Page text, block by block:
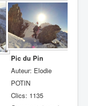
Pic du Pin
Auteur: Elodie
POTIN
Clics: 1135